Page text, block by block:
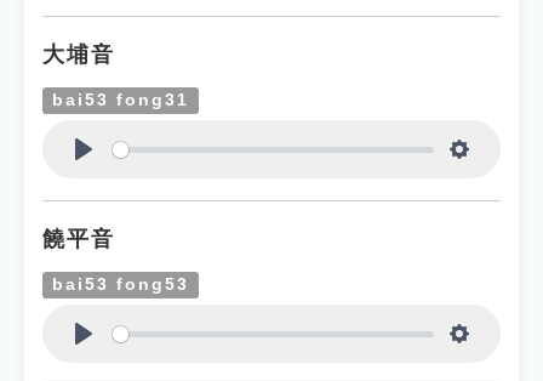
大埔音
bai53 fong31
饒平音
bai53 fong53